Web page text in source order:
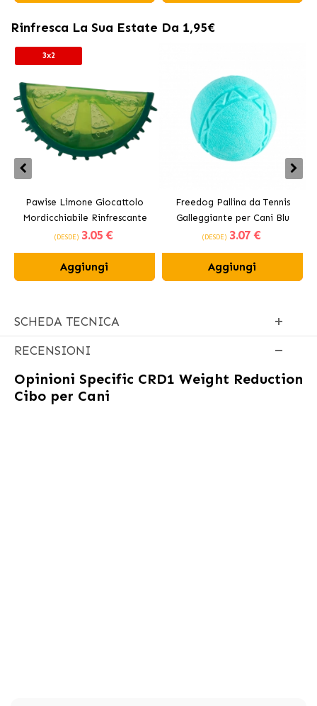
Rinfresca La Sua Estate Da 1,95€
3x2
Pawise Limone Giocattolo
Mordicchiabile Rinfrescante
per Cani 12 cm
(DESDE) 3.05 €
Aggiungi
Freedog Pallina da Tennis
Galleggiante per Cani Blu
(DESDE) 3.07 €
Aggiungi
SCHEDA TECNICA
RECENSIONI
Opinioni Specific CRD1 Weight Reduction
Cibo per Cani